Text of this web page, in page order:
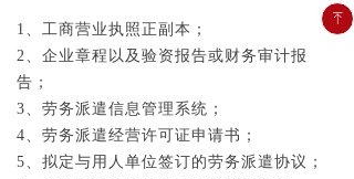
1、工商营业执照正副本；
2、企业章程以及验资报告或财务审计报
告；
3、劳务派遣信息管理系统；
4、劳务派遣经营许可证申请书；
5、拟定与用人单位签订的劳务派遣协议；
ꁸ